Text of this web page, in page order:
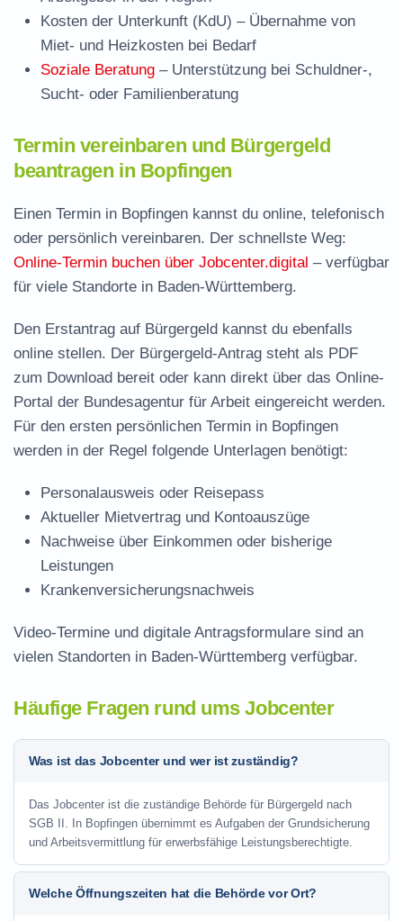
Kosten der Unterkunft (KdU) – Übernahme von
Miet- und Heizkosten bei Bedarf
Soziale Beratung – Unterstützung bei Schuldner-,
Sucht- oder Familienberatung
Termin vereinbaren und Bürgergeld
beantragen in Bopfingen
Einen Termin in Bopfingen kannst du online, telefonisch
oder persönlich vereinbaren. Der schnellste Weg:
Online-Termin buchen über Jobcenter.digital – verfügbar
für viele Standorte in Baden-Württemberg.
Den Erstantrag auf Bürgergeld kannst du ebenfalls
online stellen. Der Bürgergeld-Antrag steht als PDF
zum Download bereit oder kann direkt über das Online-
Portal der Bundesagentur für Arbeit eingereicht werden.
Für den ersten persönlichen Termin in Bopfingen
werden in der Regel folgende Unterlagen benötigt:
Personalausweis oder Reisepass
Aktueller Mietvertrag und Kontoauszüge
Nachweise über Einkommen oder bisherige
Leistungen
Krankenversicherungsnachweis
Video-Termine und digitale Antragsformulare sind an
vielen Standorten in Baden-Württemberg verfügbar.
Häufige Fragen rund ums Jobcenter
Was ist das Jobcenter und wer ist zuständig?
Das Jobcenter ist die zuständige Behörde für Bürgergeld nach
SGB II. In Bopfingen übernimmt es Aufgaben der Grundsicherung
und Arbeitsvermittlung für erwerbsfähige Leistungsberechtigte.
Welche Öffnungszeiten hat die Behörde vor Ort?